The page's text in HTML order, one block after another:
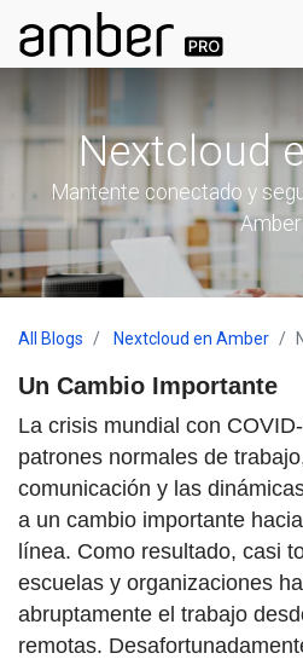
Nextcloud
Mantente conectado y
Amber
All Blogs Nextcloud en Amber
Un Cambio Importante
La crisis mundial con
patrones normales de
comunicación y las
a un cambio importante
línea. Como resultado, casi
escuelas y organizaciones
abruptamente el trabajo
remotas.